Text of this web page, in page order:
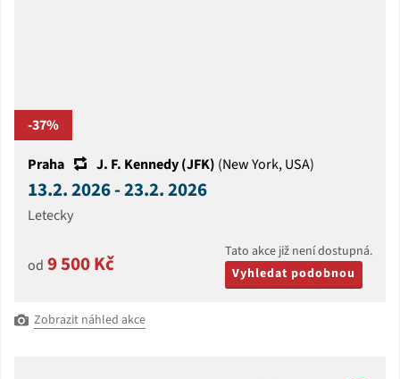
-37%
Praha
J. F. Kennedy (JFK) (New York, USA)
13.2. 2026 - 23.2. 2026
Letecky
od 9 500 Kč
Tato akce již není dostupná.
Vyhledat podobnou
Zobrazit náhled akce